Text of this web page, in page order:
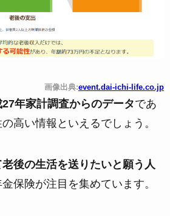
画像出典:event.dai-ichi-life.co.jp
年家計調査からのデータであ
高い情報といえるでしょう。
後の生活を送りたいと願う人
保険が注目を集めています。